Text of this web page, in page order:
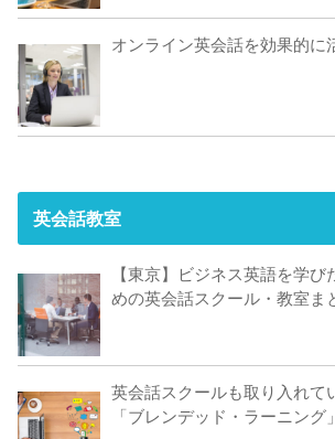
オンライン英会話を効果的に
英会話教室
【東京】ビジネス英語を学
めの英会話スクール・教室ま
英会話スクールも取り入れて
「ブレンデッド・ラーニング